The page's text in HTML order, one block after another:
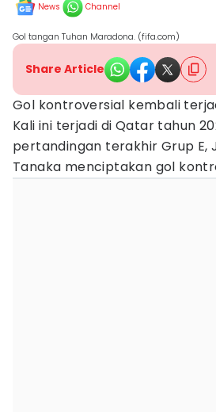
News Channel
Gol tangan Tuhan Maradona. (fifa.com)
Share Article
Gol kontroversial kembali
Kali ini terjadi di Qatar tahun
pertandingan terakhir Grup E,
Tanaka menciptakan gol